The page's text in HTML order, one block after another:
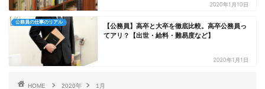
2020年1月10日
公務員の仕事のリアル
【公務員】高卒と大卒を徹底比較。高卒公務員っ
てアリ？【出世・給料・難易度など】
2020年1月1日
HOME 2020年 1月